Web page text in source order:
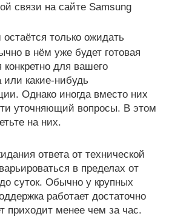
только ожидать
в нём уже будет готовая
конкретно для вашего
или какие-нибудь
Однако иногда вместо них
уточняющий вопросы. В этом
на них.
ответа от технической
в пределах от
суток. Обычно у крупных
работает достаточно
приходит менее чем за час.